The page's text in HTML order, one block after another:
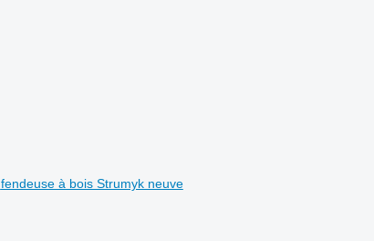
fendeuse à bois Strumyk neuve